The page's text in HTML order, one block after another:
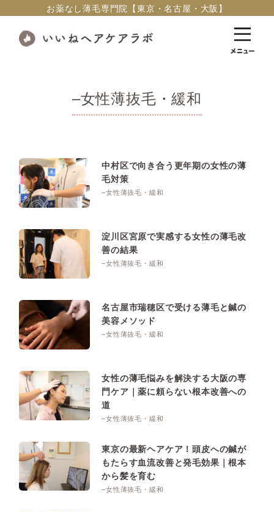
お薬なし薄毛専門院【東京・名古屋・大阪】
–女性薄抜毛・緩和
中村区で向き合う更年期の女性の薄
毛対策
–女性薄抜毛・緩和
淀川区宮原で実感する女性の薄毛改
善の結果
–女性薄抜毛・緩和
名古屋市瑞穂区で受ける薄毛と鍼の
美容メソッド
–女性薄抜毛・緩和
女性の薄毛悩みを解決する大阪の専
門ケア｜薬に頼らない根本改善への
道
–女性薄抜毛・緩和
東京の最新ヘアケア！頭皮への鍼が
もたらす血流改善と発毛効果｜根本
から髪を育む
–女性薄抜毛・緩和